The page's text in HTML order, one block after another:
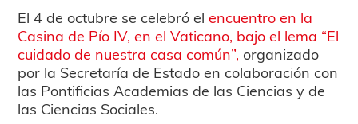
El 4 de octubre se celebró elencuentro en la
Casina de Pío IV, en el Vaticano, bajo el lema “El
cuidado de nuestra casa común”, organizado
por la Secretaría de Estado en colaboración con
las Pontificias Academias de las Ciencias y de
las Ciencias Sociales.